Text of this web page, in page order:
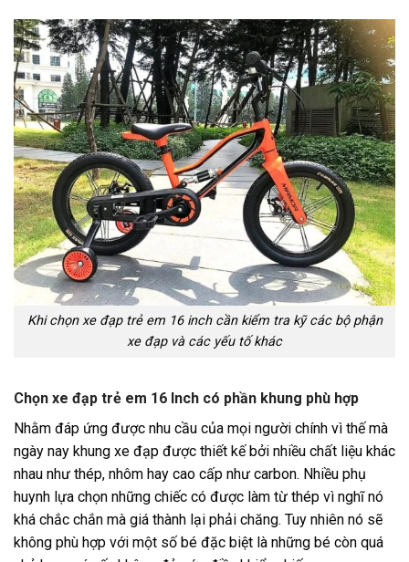
Khi chọn xe đạp trẻ em 16 inch cần kiểm tra kỹ các bộ phận
xe đạp và các yếu tố khác
Chọn xe đạp trẻ em 16 Inch có phần khung phù hợp
Nhằm đáp ứng được nhu cầu của mọi người chính vì thế mà
ngày nay khung xe đạp được thiết kế bởi nhiều chất liệu khác
nhau như thép, nhôm hay cao cấp như carbon. Nhiều phụ
huynh lựa chọn những chiếc có được làm từ thép vì nghĩ nó
khá chắc chắn mà giá thành lại phải chăng. Tuy nhiên nó sẽ
không phù hợp với một số bé đặc biệt là những bé còn quá